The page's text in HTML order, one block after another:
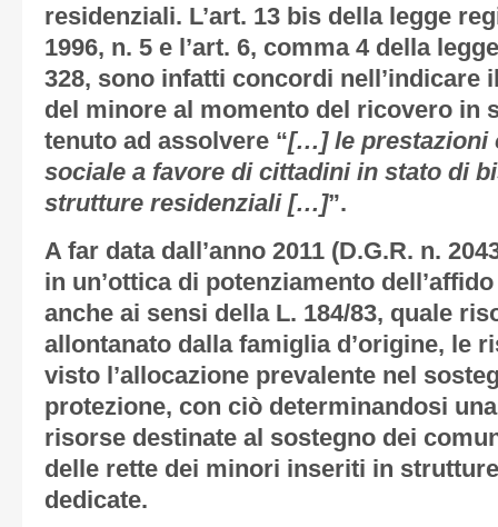
residenziali. L’art. 13 bis della legge
1996, n. 5 e l’art. 6, comma 4 della
328, sono infatti concordi nell’indicare
del minore al momento del ricovero in
tenuto ad assolvere “[…] le prestazioni
sociale a favore di cittadini in stato di
strutture residenziali […]”.
A far data dall’anno 2011 (D.G.R. n.
in un’ottica di potenziamento
anche ai sensi della L. 184/83, quale
allontanato dalla famiglia d’origine, le
visto l’allocazione prevalente nel
protezione, con ciò determinandosi
risorse destinate al sostegno dei
delle rette dei minori inseriti in
dedicate.